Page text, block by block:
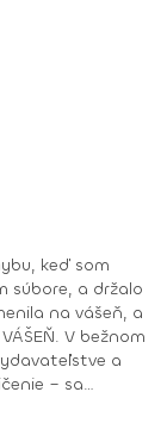
keď som
súbore, a držalo
na vášeň, a
bežnom
a
– sa
som